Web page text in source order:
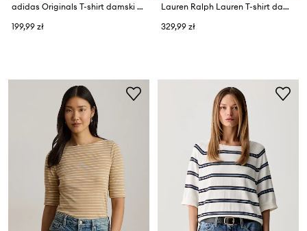
adidas Originals T-shirt damski z modalem Liberty
199,99 zł
Lauren Ralph Lauren T-shirt damski bawełniany z elastanem
329,99 zł